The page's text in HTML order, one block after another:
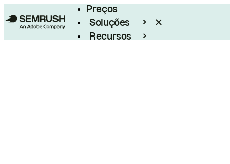
Preços
Soluções
Recursos